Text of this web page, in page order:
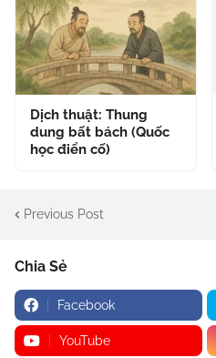
Dịch thuật: Thung
dung bất bách (Quốc
học điển cố)
Previous Post
Chia Sẻ
Facebook
YouTube